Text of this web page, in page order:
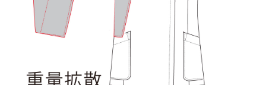
お買い物を続ける カートへ進む